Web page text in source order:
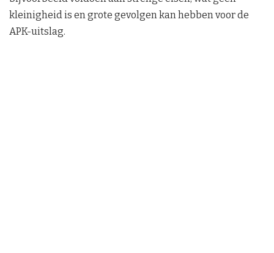
kleinigheid is en grote gevolgen kan hebben voor de
APK-uitslag.